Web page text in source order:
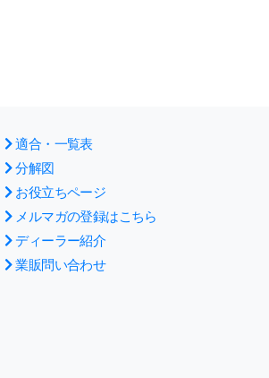
適合・一覧表
分解図
お役立ちページ
メルマガの登録はこちら
ディーラー紹介
業販問い合わせ